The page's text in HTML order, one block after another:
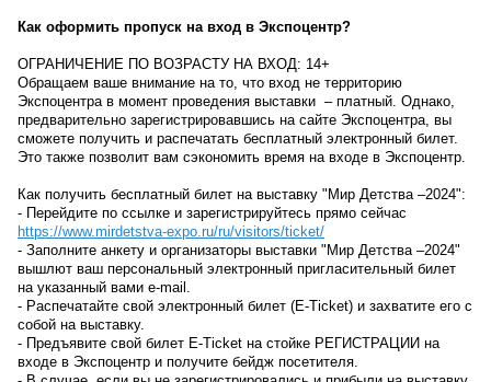
Как оформить пропуск на вход в Экспоцентр?
ОГРАНИЧЕНИЕ ПО ВОЗРАСТУ НА ВХОД: 14+
Обращаем ваше внимание на то, что вход не территорию
Экспоцентра в момент проведения выставки – платный. Однако,
предварительно зарегистрировавшись на сайте Экспоцентра, вы
сможете получить и распечатать бесплатный электронный билет.
Это также позволит вам сэкономить время на входе в Экспоцентр.
Как получить бесплатный билет на выставку "Мир Детства –2024":
- Перейдите по ссылке и зарегистрируйтесь прямо сейчас
https://www.mirdetstva-expo.ru/ru/visitors/ticket/
- Заполните анкету и организаторы выставки "Мир Детства –2024"
вышлют ваш персональный электронный пригласительный билет
на указанный вами e-mail.
- Распечатайте свой электронный билет (E-Ticket) и захватите его с
собой на выставку.
- Предъявите свой билет E-Ticket на стойке РЕГИСТРАЦИИ на
входе в Экспоцентр и получите бейдж посетителя.